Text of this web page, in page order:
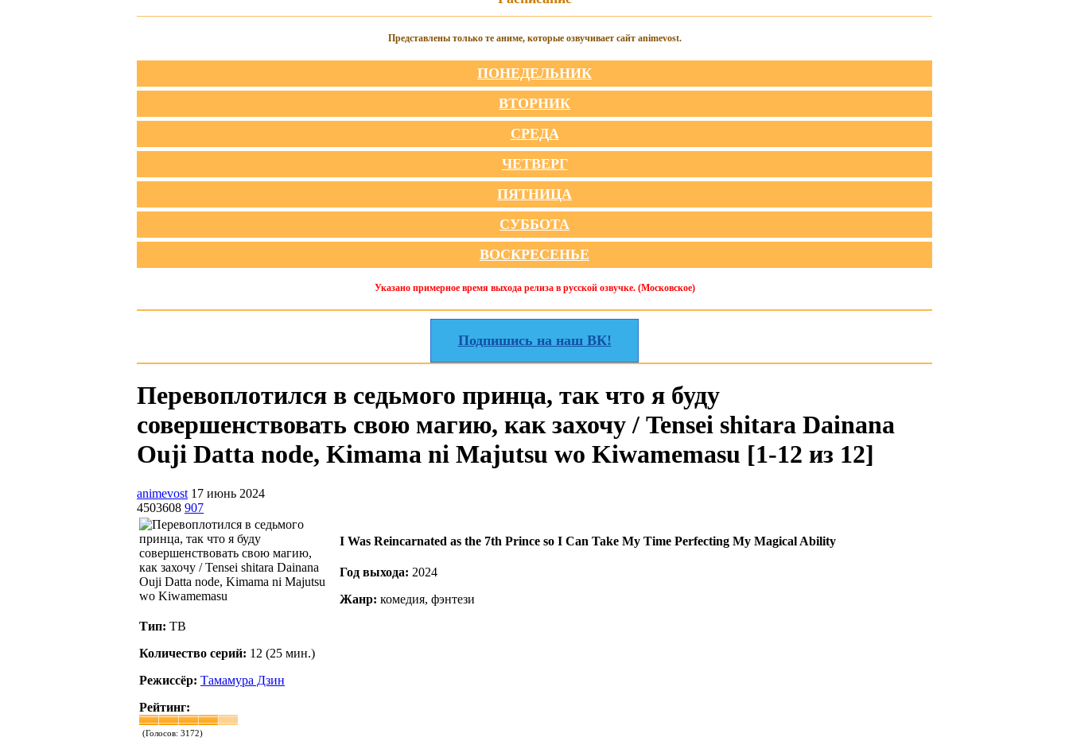
Представлены только те аниме, которые озвучивает сайт animevost.
ПОНЕДЕЛЬНИК
ВТОРНИК
СРЕДА
ЧЕТВЕРГ
ПЯТНИЦА
СУББОТА
ВОСКРЕСЕНЬЕ
Указано примерное время выхода релиза в русской озвучке. (Московское)
Подпишись на наш ВК!
Перевоплотился в седьмого принца, так что я буду
совершенствовать свою магию, как захочу / Tensei shitara Dainana
Ouji Datta node, Kimama ni Majutsu wo Kiwamemasu [1-12 из 12]
animevost 17 июнь 2024
4503608 907
I Was Reincarnated as the 7th Prince so I Can Take My Time Perfecting My Magical Ability
Год выхода: 2024
Жанр: комедия, фэнтези
Тип: ТВ
Количество серий: 12 (25 мин.)
Режиссёр: Тамамура Дзин
Рейтинг:
(Голосов: 3172)